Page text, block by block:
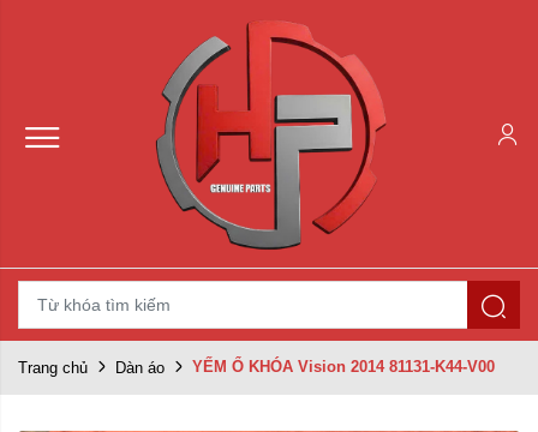
Trang chủ Dàn áo YẾM Ổ KHÓA Vision 2014 81131-K44-V00